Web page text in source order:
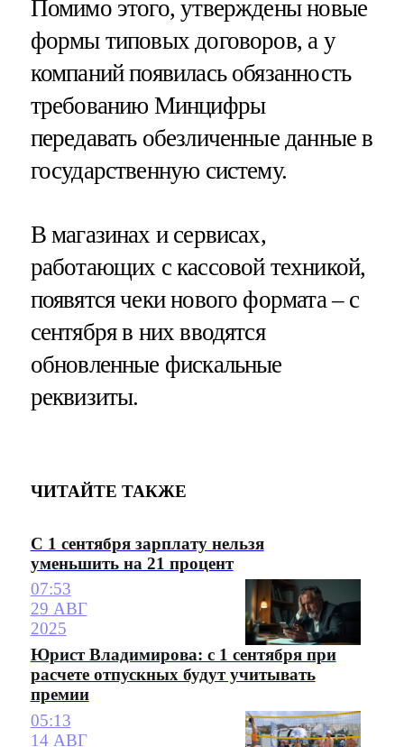
Помимо этого, утверждены новые
формы типовых договоров, а у
компаний появилась обязанность
требованию Минцифры
передавать обезличенные данные в
государственную систему.
В магазинах и сервисах,
работающих с кассовой техникой,
появятся чеки нового формата – с
сентября в них вводятся
обновленные фискальные
реквизиты.
ЧИТАЙТЕ ТАКЖЕ
С 1 сентября зарплату нельзя
уменьшить на 21 процент
07:53
29 АВГ
2025
Юрист Владимирова: с 1 сентября при
расчете отпускных будут учитывать
премии
05:13
14 АВГ